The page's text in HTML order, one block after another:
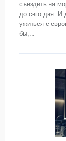
съездить на
до сего дня. И
ужиться с
бы,...